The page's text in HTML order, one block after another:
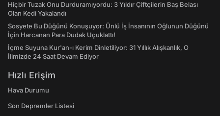
Hiçbir Tuzak Onu Durduramıyordu: 3 Yıldır Çiftçilerin Baş Belası
Olan Kedi Yakalandı
Sosyete Bu Düğünü Konuşuyor: Ünlü İş İnsanının Oğlunun Düğünü
İçin Harcanan Para Dudak Uçuklattı!
İçme Suyuna Kur'an-ı Kerim Dinletiliyor: 31 Yıllık Alışkanlık, O
İlimizde 24 Saat Devam Ediyor
Hızlı Erişim
Hava Durumu
Son Depremler Listesi